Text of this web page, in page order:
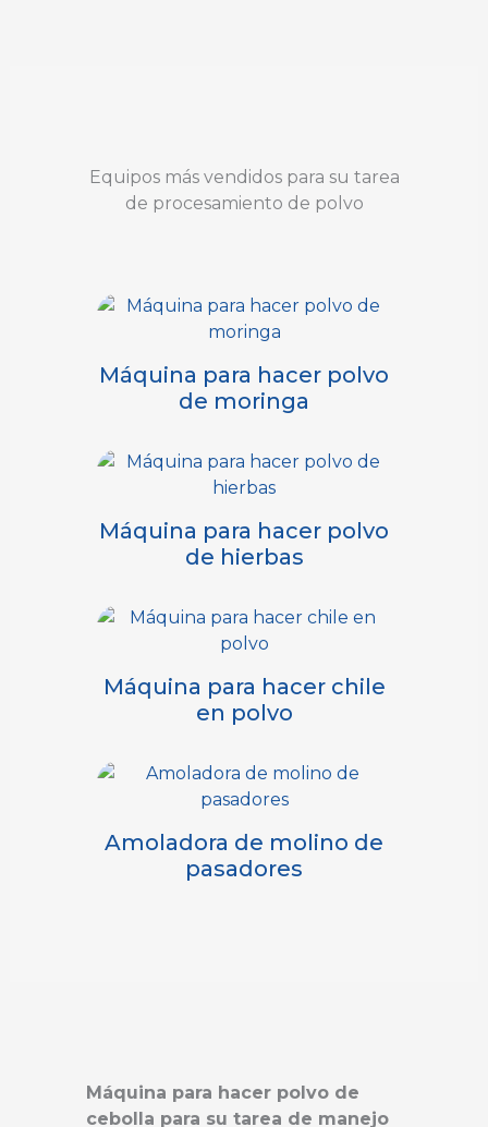
Equipos más vendidos para su tarea
de procesamiento de polvo
Máquina para hacer polvo
de moringa
Máquina para hacer polvo
de hierbas
Máquina para hacer chile
en polvo
Amoladora de molino de
pasadores
Máquina para hacer polvo de
cebolla para su tarea de manejo